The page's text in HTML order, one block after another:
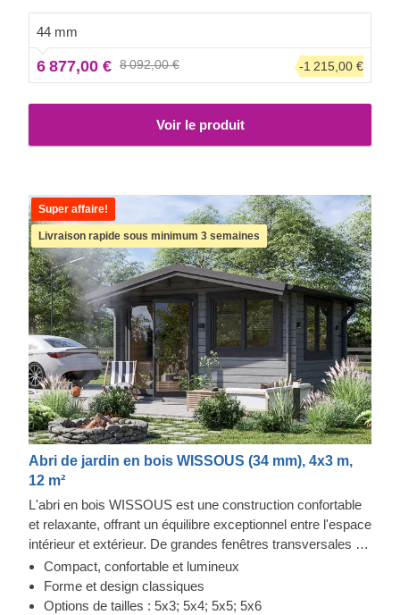
! Avec MULTI, vous pouvez vraiment tout faire, qu'il
s'agisse d'acheter une voiture supplémentaire, d'aménager
un salon à l'ancienne dans votre garage, ou d'installer des
étagères avec vos romans préférés.
44 mm
6 877,00 € 8 092,00 € -1 215,00 €
Voir le produit
Super affaire!
Livraison rapide sous minimum 3 semaines
Abri de jardin en bois WISSOUS (34 mm), 4x3 m,
12 m²
L'abri en bois WISSOUS est une construction confortable
et relaxante, offrant un équilibre exceptionnel entre l'espace
intérieur et extérieur. De grandes fenêtres transversales et
des portes d'entrée doubles garantissent une lumière
naturelle abondante à l'intérieur, tandis que son avancée de
toit élégante fournit l'ombre nécessaire pour y placer une
Compact, confortable et lumineux
Forme et design classiques
Options de tailles : 5x3; 5x4; 5x5; 5x6